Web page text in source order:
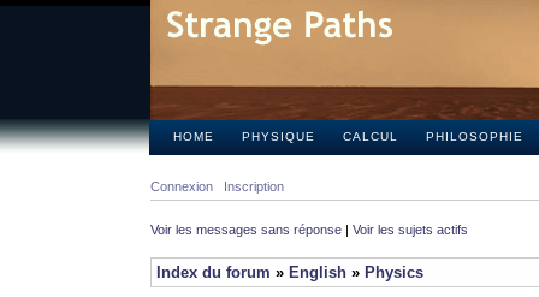
HOME PHYSIQUE CALCUL PHILOSOPHIE
Connexion Inscription
Voir les messages sans réponse | Voir les sujets actifs
Index du forum » English » Physics